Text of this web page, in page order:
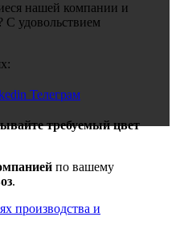
нашей компании и
С удовольствием
Телеграм
требуемый цвет
по вашему
.
производства и